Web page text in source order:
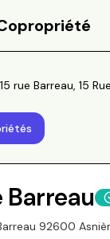
15 rue Barreau, 15
Barreau
92600